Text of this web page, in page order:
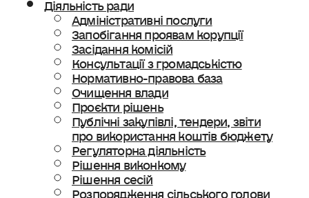
Адміністративні послуги
Запобігання проявам корупції
Засідання комісій
Консультації з громадськістю
Нормативно-правова база
Очищення влади
Проєкти рішень
Публічні закупівлі, тендери, звіти
про використання коштів бюджету
Регуляторна діяльність
Рішення виконкому
Рішення сесій
Розпорядження сільського голови